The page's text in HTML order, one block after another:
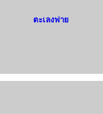
ตะเลงพ่าย